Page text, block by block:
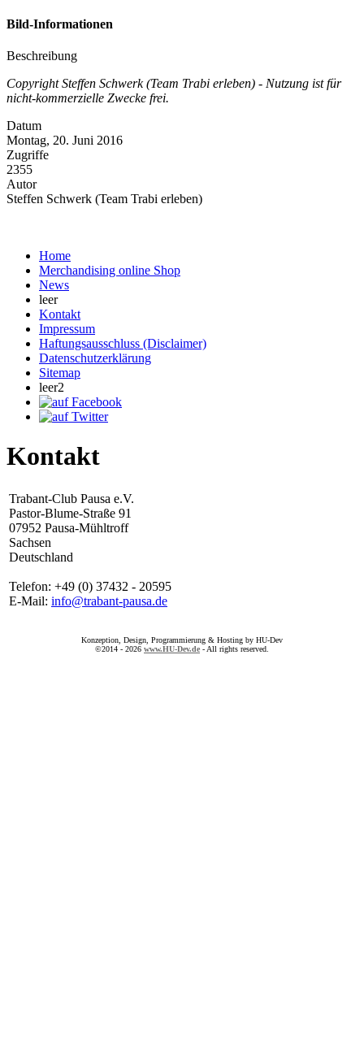
Bild-Informationen
Beschreibung
Copyright Steffen Schwerk (Team Trabi erleben) - Nutzung ist für
nicht-kommerzielle Zwecke frei.
Datum
Montag, 20. Juni 2016
Zugriffe
2355
Autor
Steffen Schwerk (Team Trabi erleben)
Home
Merchandising online Shop
News
leer
Kontakt
Impressum
Haftungsausschluss (Disclaimer)
Datenschutzerklärung
Sitemap
leer2
Kontakt
Trabant-Club Pausa e.V.
Pastor-Blume-Straße 91
07952 Pausa-Mühltroff
Sachsen
Deutschland
Telefon: +49 (0) 37432 - 20595
E-Mail: info@trabant-pausa.de
Konzeption, Design, Programmierung & Hosting by HU-Dev
©2014 - 2026 www.HU-Dev.de - All rights reserved.